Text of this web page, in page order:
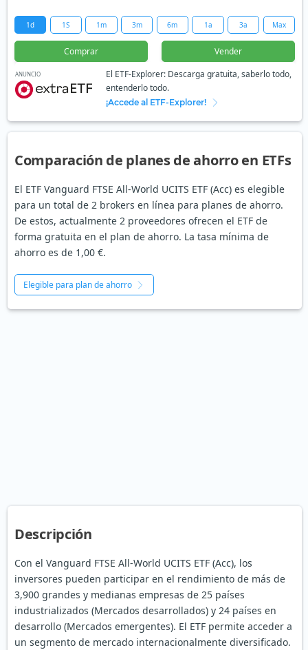
1d 1S 1m 3m 6m 1a 3a Max
Comprar Vender
ANUNCIO
El ETF-Explorer: Descarga gratuita, saberlo todo,
entenderlo todo.
¡Accede al ETF-Explorer!
Comparación de planes de ahorro en ETFs
El ETF Vanguard FTSE All-World UCITS ETF (Acc) es elegible
para un total de 2 brokers en línea para planes de ahorro.
De estos, actualmente 2 proveedores ofrecen el ETF de
forma gratuita en el plan de ahorro. La tasa mínima de
ahorro es de 1,00 €.
Elegible para plan de ahorro
Descripción
Con el Vanguard FTSE All-World UCITS ETF (Acc), los
inversores pueden participar en el rendimiento de más de
3,900 grandes y medianas empresas de 25 países
industrializados (Mercados desarrollados) y 24 países en
desarrollo (Mercados emergentes). El ETF permite acceder a
un segmento de mercado internacionalmente diversificado.